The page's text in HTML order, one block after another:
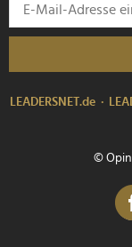
LEADERSNET.de
©